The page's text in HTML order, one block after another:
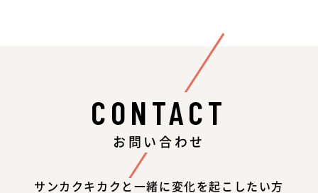
CONTACT
お問い合わせ
サンカクキカクと一緒に変化を起こしたい方